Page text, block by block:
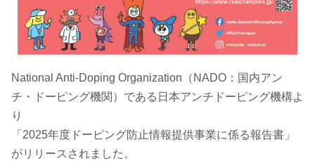
National Anti-Doping Organization（NADO：国内アン
チ・ドーピング機関）である日本アンチドーピング機構よ
り
「2025年度ドーピング防止情報提供事業に係る報告書」
がリリースされました。